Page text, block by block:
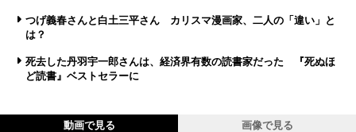
つげ義春さんと白土三平さん カリスマ漫画家、二人の「違い」と
は？
死去した丹羽宇一郎さんは、経済界有数の読書家だった 『死ぬほ
ど読書』ベストセラーに
動画で見る 画像で見る